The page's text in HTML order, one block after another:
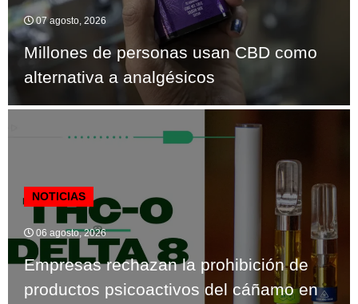
07 agosto, 2026
Millones de personas usan CBD como
alternativa a analgésicos
NOTICIAS
06 agosto, 2026
Empresas rechazan la prohibición de
productos psicoactivos del cáñamo en